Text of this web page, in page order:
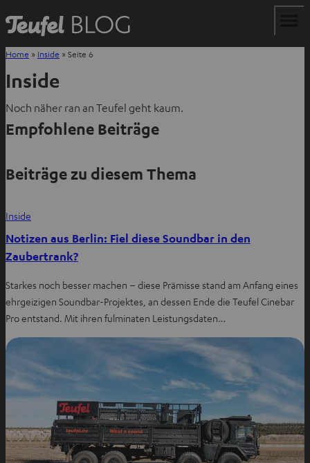
Home » Inside »Seite 6
Inside
Noch näher ran an Teufel geht kaum.
Empfohlene Beiträge
Beiträge zu diesem Thema
Inside
Notizen aus Berlin: Fiel diese Soundbar in den
Zaubertrank?
Starkes noch besser machen – diese Prämisse stand am Anfang eines
ehrgeizigen Soundbar-Projektes, an dessen Ende die Teufel Cinebar
Pro entstand. Mit ihren fulminaten Leistungsdaten…